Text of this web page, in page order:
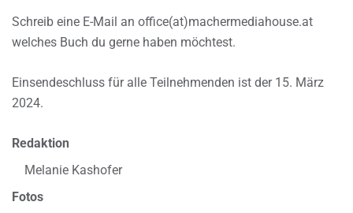
Schreib eine E-Mail an office(at)machermediahouse.at
welches Buch du gerne haben möchtest.
Einsendeschluss für alle Teilnehmenden ist der 15. März
2024.
Redaktion
Melanie Kashofer
Fotos